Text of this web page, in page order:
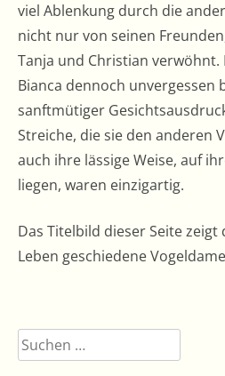
viel Ablenkung durch die
nicht nur von seinen
Tanja und Christian
Bianca dennoch unvergessen
sanftmütiger
Streiche, die sie den anderen
auch ihre lässige Weise, auf
liegen, waren einzigartig.
Das Titelbild dieser Seite zeigt
Leben geschiedene
Suchen
nach: